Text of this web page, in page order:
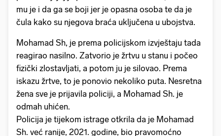
mu je i da ga se boji jer je opasna osoba te da je
čula kako su njegova braća uključena u ubojstva.
Mohamad Sh, je prema policijskom izvještaju tada
reagirao nasilno. Zatvorio je žrtvu u stanu i počeo
fizički zlostavljati, a potom ju je silovao. Prema
iskazu žrtve, to je ponovio nekoliko puta. Nesretna
žena sve je prijavila policiji, a Mohamad Sh. je
odmah uhićen.
Policija je tijekom istrage otkrila da je Mohamad
Sh. već ranije, 2021. godine, bio pravomoćno